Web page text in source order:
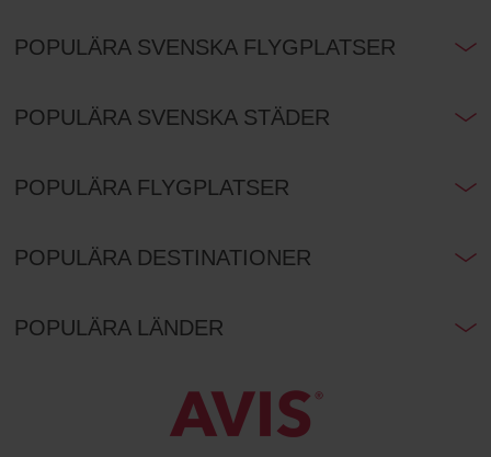
POPULÄRA SVENSKA FLYGPLATSER
POPULÄRA SVENSKA STÄDER
POPULÄRA FLYGPLATSER
POPULÄRA DESTINATIONER
POPULÄRA LÄNDER